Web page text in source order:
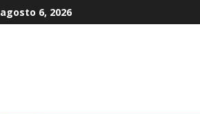
agosto 6, 2026